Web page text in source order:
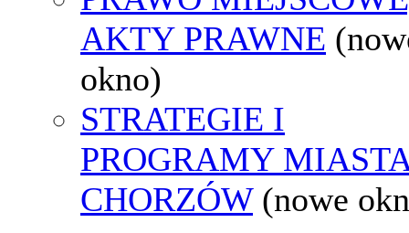
AKTY PRAWNE
okno)
STRATEGIE I
PROGRAMY
CHORZÓW (nowe